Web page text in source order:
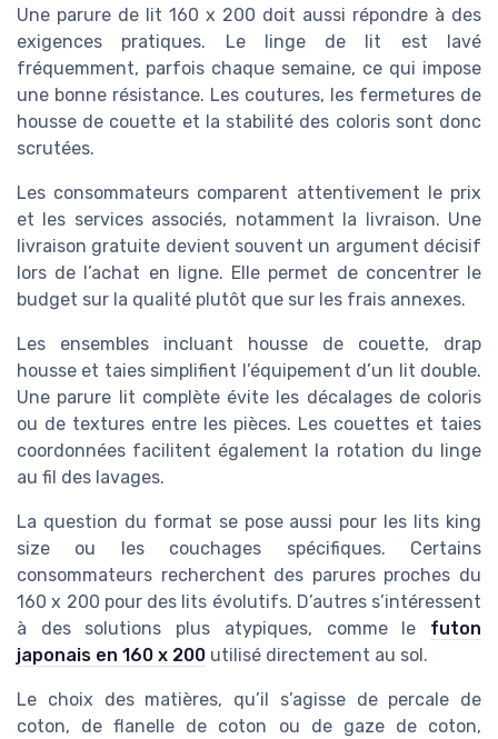
Une parure de lit 160 x 200 doit aussi répondre à des
exigences pratiques. Le linge de lit est lavé
fréquemment, parfois chaque semaine, ce qui impose
une bonne résistance. Les coutures, les fermetures de
housse de couette et la stabilité des coloris sont donc
scrutées.
Les consommateurs comparent attentivement le prix
et les services associés, notamment la livraison. Une
livraison gratuite devient souvent un argument décisif
lors de l’achat en ligne. Elle permet de concentrer le
budget sur la qualité plutôt que sur les frais annexes.
Les ensembles incluant housse de couette, drap
housse et taies simplifient l’équipement d’un lit double.
Une parure lit complète évite les décalages de coloris
ou de textures entre les pièces. Les couettes et taies
coordonnées facilitent également la rotation du linge
au fil des lavages.
La question du format se pose aussi pour les lits king
size ou les couchages spécifiques. Certains
consommateurs recherchent des parures proches du
160 x 200 pour des lits évolutifs. D’autres s’intéressent
à des solutions plus atypiques, comme le futon
japonais en 160 x 200 utilisé directement au sol.
Le choix des matières, qu’il s’agisse de percale de
coton, de flanelle de coton ou de gaze de coton,